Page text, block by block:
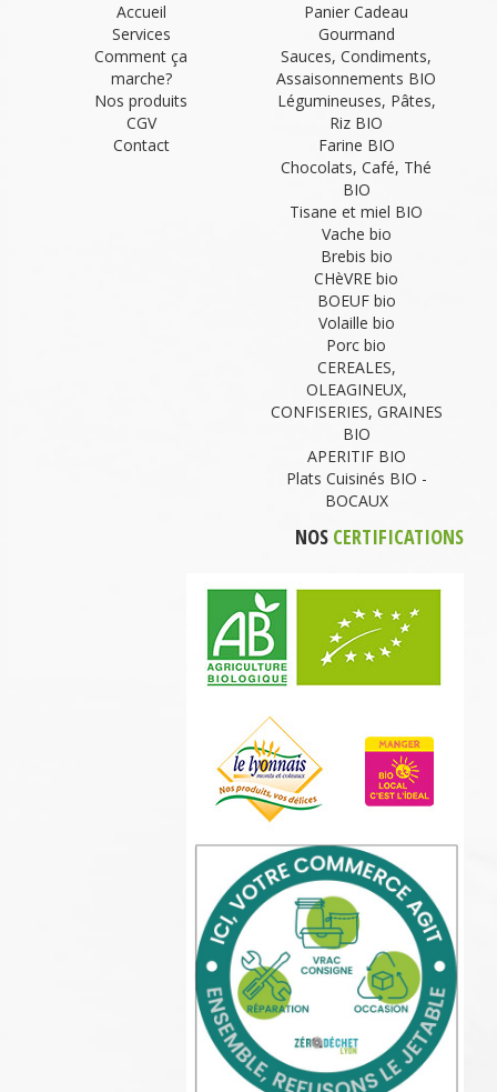
Accueil
Services
Comment ça
marche?
Nos produits
CGV
Contact
Panier Cadeau
Gourmand
Sauces, Condiments,
Assaisonnements BIO
Légumineuses, Pâtes,
Riz BIO
Farine BIO
Chocolats, Café, Thé
BIO
Tisane et miel BIO
Vache bio
Brebis bio
CHèVRE bio
BOEUF bio
Volaille bio
Porc bio
CEREALES,
OLEAGINEUX,
CONFISERIES, GRAINES
BIO
APERITIF BIO
Plats Cuisinés BIO -
BOCAUX
NOS CERTIFICATIONS